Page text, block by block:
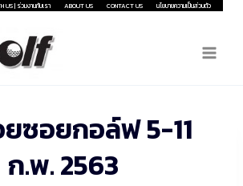
US | ร่วมงานกับเรา ABOUT US CONTACT US นโยบายความเป็นส่วนตัว
ยซอยกอล์ฟ 5-11
ก.พ. 2563